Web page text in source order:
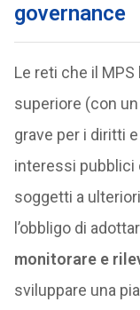
governance
Le reti che il
superiore (con
grave per i diritti
interessi pubblici
soggetti a
l’obbligo di
monitorare e
sviluppare una